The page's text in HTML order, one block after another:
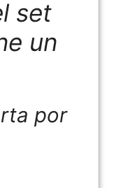
set
un
por